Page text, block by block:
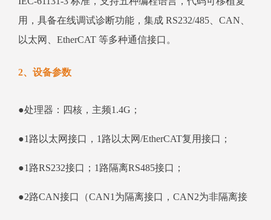
用，具备在线调试诊断功能，集成 RS232/485、CAN、
以太网、EtherCAT 等多种通信接口。
2、设备参数
●处理器：四核，主频1.4G；
●1路以太网接口，1路以太网/EtherCAT复用接口；
●1路RS232接口；1路隔离RS485接口；
●2路CAN接口（CAN1为隔离接口，CAN2为非隔离接